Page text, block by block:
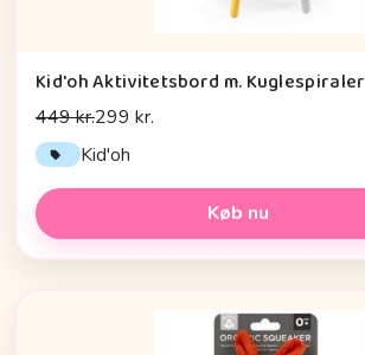
Kid'oh Aktivitetsbord m. Kuglespiraler
449 kr.299 kr.
Kid'oh
Køb nu